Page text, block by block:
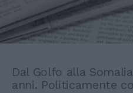
Dal Golfo alla
anni. Politicamente